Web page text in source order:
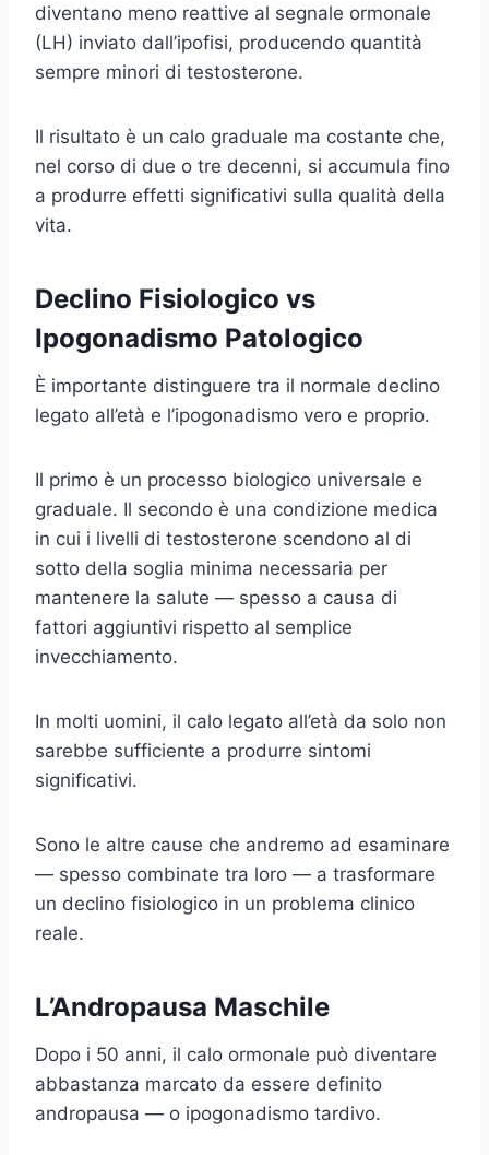
diventano meno reattive al segnale ormonale
(LH) inviato dall’ipofisi, producendo quantità
sempre minori di testosterone.
Il risultato è un calo graduale ma costante che,
nel corso di due o tre decenni, si accumula fino
a produrre effetti significativi sulla qualità della
vita.
Declino Fisiologico vs
Ipogonadismo Patologico
È importante distinguere tra il normale declino
legato all’età e l’ipogonadismo vero e proprio.
Il primo è un processo biologico universale e
graduale. Il secondo è una condizione medica
in cui i livelli di testosterone scendono al di
sotto della soglia minima necessaria per
mantenere la salute — spesso a causa di
fattori aggiuntivi rispetto al semplice
invecchiamento.
In molti uomini, il calo legato all’età da solo non
sarebbe sufficiente a produrre sintomi
significativi.
Sono le altre cause che andremo ad esaminare
— spesso combinate tra loro — a trasformare
un declino fisiologico in un problema clinico
reale.
L’Andropausa Maschile
Dopo i 50 anni, il calo ormonale può diventare
abbastanza marcato da essere definito
andropausa — o ipogonadismo tardivo.